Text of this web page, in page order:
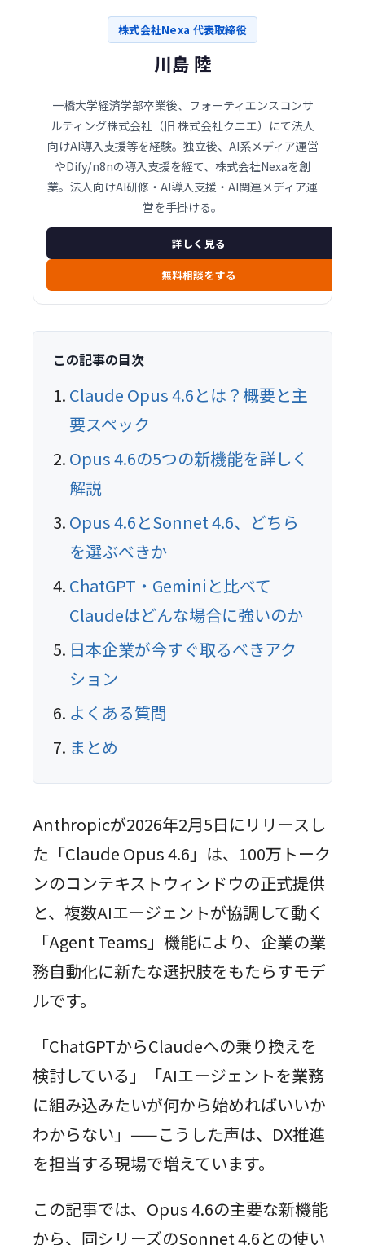
株式会社Nexa 代表取締役
川島 陸
一橋大学経済学部卒業後、フォーティエンスコンサ
ルティング株式会社（旧 株式会社クニエ）にて法人
向けAI導入支援等を経験。独立後、AI系メディア運営
やDify/n8nの導入支援を経て、株式会社Nexaを創
業。法人向けAI研修・AI導入支援・AI関連メディア運
営を手掛ける。
詳しく見る
無料相談をする
この記事の目次
Claude Opus 4.6とは？概要と主
要スペック
Opus 4.6の5つの新機能を詳しく
解説
Opus 4.6とSonnet 4.6、どちら
を選ぶべきか
ChatGPT・Geminiと比べて
Claudeはどんな場合に強いのか
日本企業が今すぐ取るべきアク
ション
よくある質問
まとめ
Anthropicが2026年2月5日にリリースし
た「Claude Opus 4.6」は、100万トーク
ンのコンテキストウィンドウの正式提供
と、複数AIエージェントが協調して動く
「Agent Teams」機能により、企業の業
務自動化に新たな選択肢をもたらすモデ
ルです。
「ChatGPTからClaudeへの乗り換えを
検討している」「AIエージェントを業務
に組み込みたいが何から始めればいいか
わからない」——こうした声は、DX推進
を担当する現場で増えています。
この記事では、Opus 4.6の主要な新機能
から、同シリーズのSonnet 4.6との使い